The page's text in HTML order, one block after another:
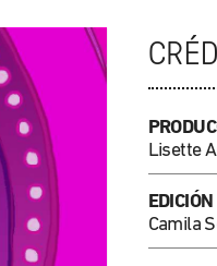
Lisette
EDICIÓN
Camila